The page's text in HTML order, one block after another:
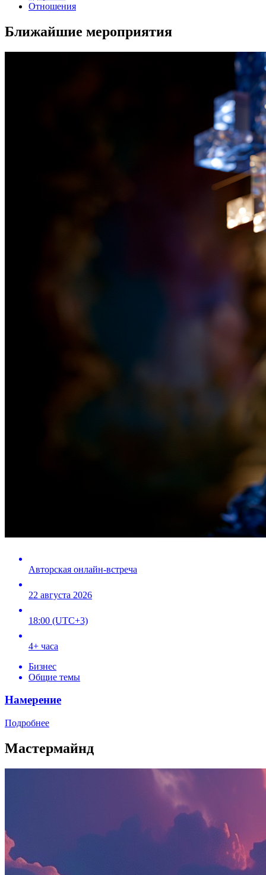
Отношения
Ближайшие мероприятия
Авторская онлайн-встреча
22 августа 2026
18:00 (UTC+3)
4+ часа
Бизнес
Общие темы
Намерение
Подробнее
Мастермайнд